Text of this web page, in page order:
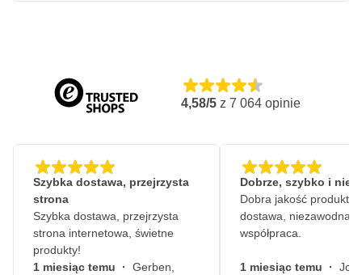
4,58/5 z 7 064 opinie
Szybka dostawa, przejrzysta
strona
Szybka dostawa, przejrzysta
strona internetowa, świetne
produkty!
1 miesiąc temu · Gerben,
Dobrze, szybko i
Dobra jakość
dostawa, niezawodna
współpraca.
1 miesiąc temu ·